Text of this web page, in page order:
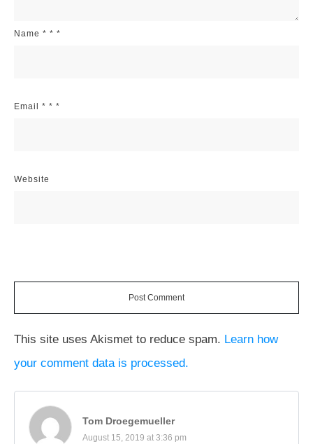
Name * * *
Email * * *
Website
Post Comment
This site uses Akismet to reduce spam. Learn how
your comment data is processed.
Tom Droegemueller
August 15, 2019 at 3:36 pm